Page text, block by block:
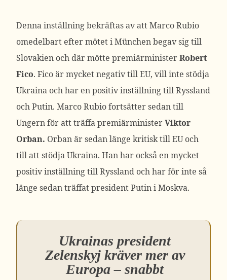
Denna inställning bekräftas av att Marco Rubio
omedelbart efter mötet i München begav sig till
Slovakien och där mötte premiärministerRobert
Fico. Fico är mycket negativ till EU, vill inte stödja
Ukraina och har en positiv inställning till Ryssland
och Putin. Marco Rubio fortsätter sedan till
Ungern för att träffa premiärministerViktor
Orban. Orban är sedan länge kritisk till EU och
till att stödja Ukraina. Han har också en mycket
positiv inställning till Ryssland och har för inte så
länge sedan träffat president Putin i Moskva.
Ukrainas president
Zelenskyj kräver mer av
Europa – snabbt